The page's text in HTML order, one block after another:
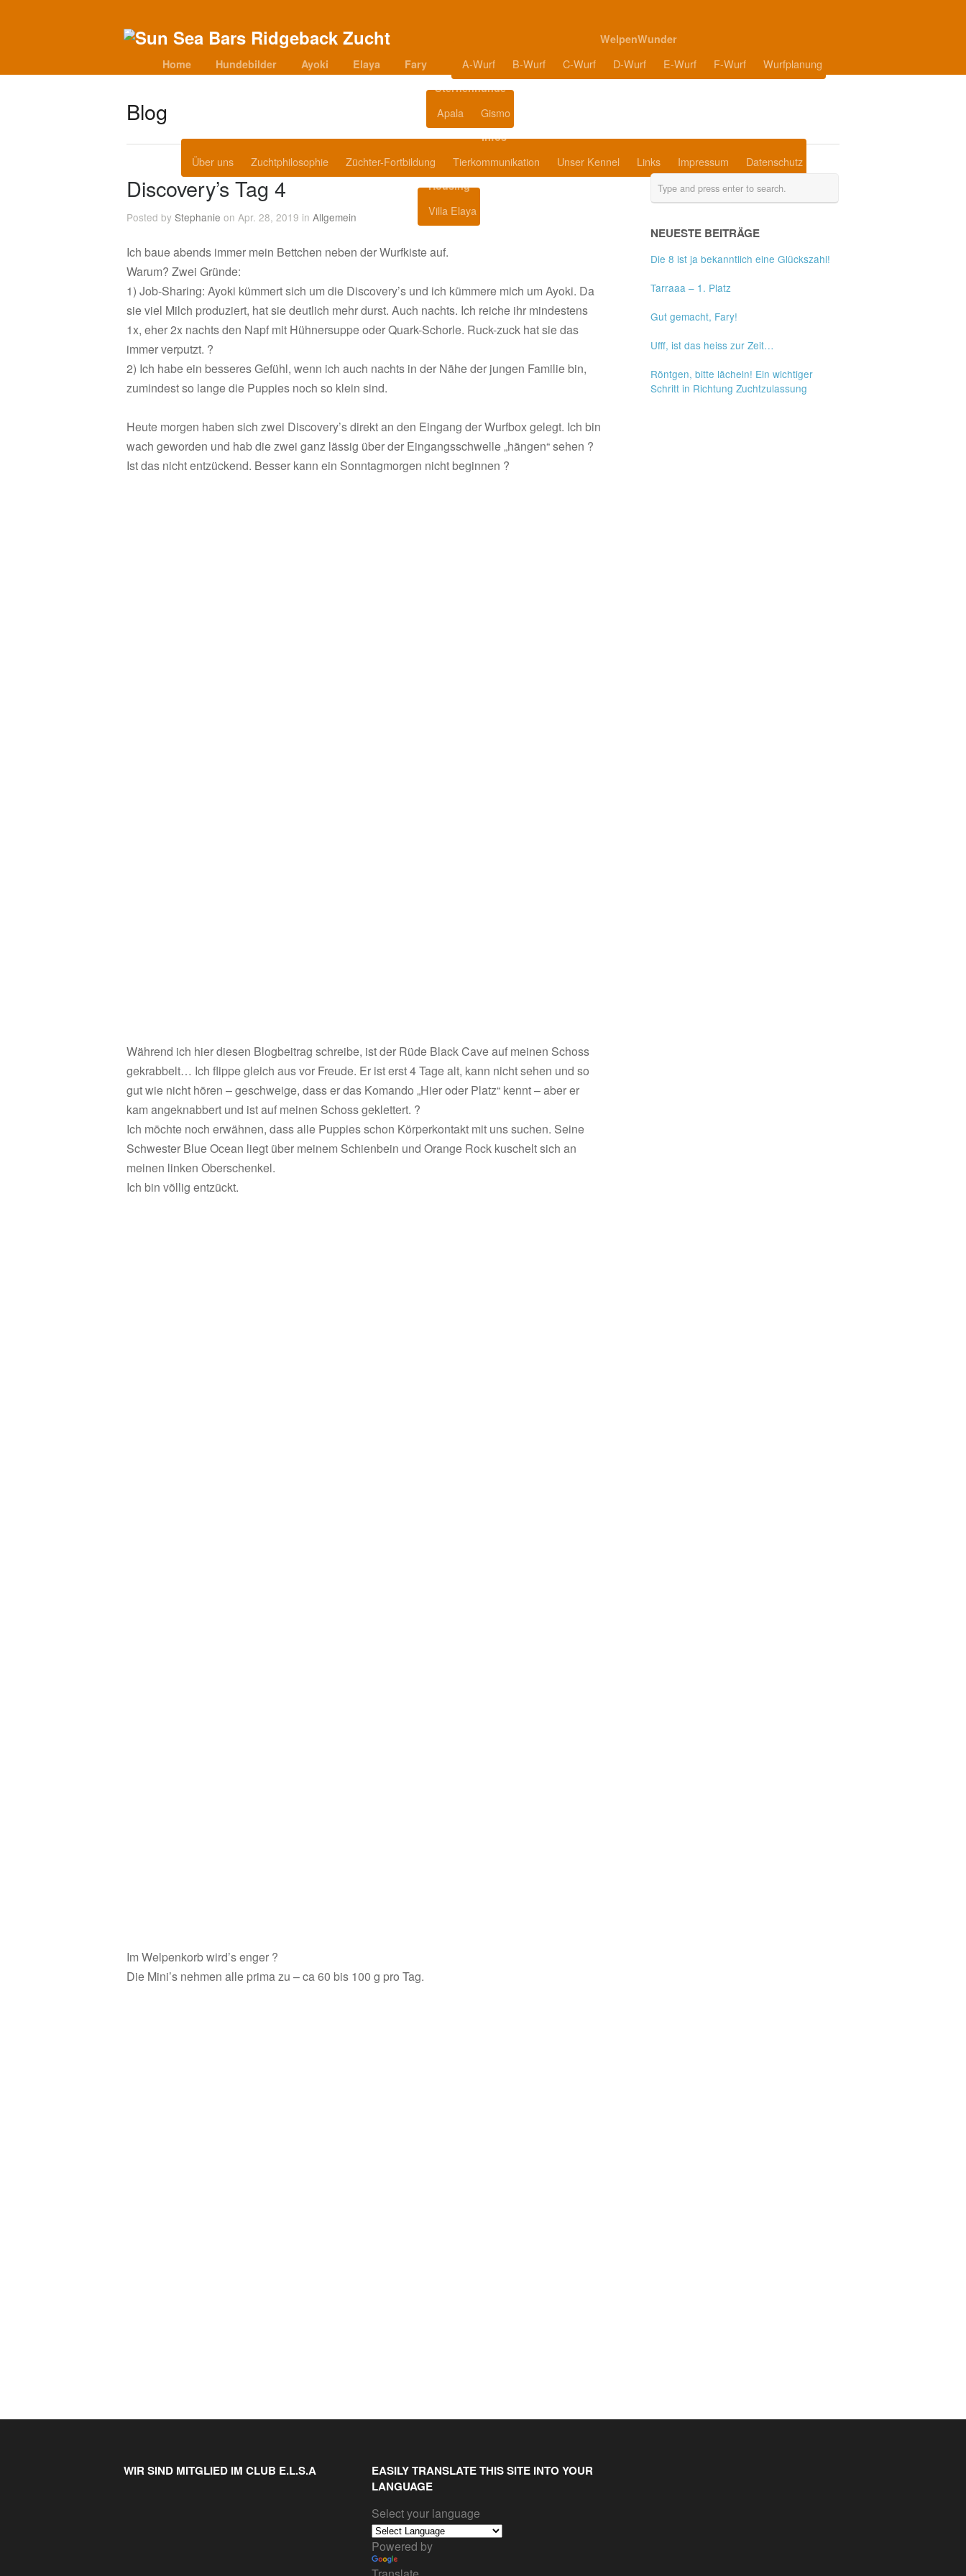
Home Hundebilder Ayoki Elaya Fary
WelpenWunder
A-Wurf B-Wurf C-Wurf D-Wurf E-Wurf F-Wurf Wurfplanung
Sternenhunde
Apala Gismo
Infos
Über uns Zuchtphilosophie Züchter-Fortbildung Tierkommunikation Unser Kennel Links Impressum Datenschutz
Housing
Villa Elaya
Blog
Discovery’s Tag 4
Posted by Stephanie on Apr. 28, 2019 in Allgemein
Ich baue abends immer mein Bettchen neben der Wurfkiste auf.
Warum? Zwei Gründe:
1) Job-Sharing: Ayoki kümmert sich um die Discovery’s und ich kümmere mich um Ayoki. Da
sie viel Milch produziert, hat sie deutlich mehr durst. Auch nachts. Ich reiche ihr mindestens
1x, eher 2x nachts den Napf mit Hühnersuppe oder Quark-Schorle. Ruck-zuck hat sie das
immer verputzt. ?
2) Ich habe ein besseres Gefühl, wenn ich auch nachts in der Nähe der jungen Familie bin,
zumindest so lange die Puppies noch so klein sind.
Heute morgen haben sich zwei Discovery’s direkt an den Eingang der Wurfbox gelegt. Ich bin
wach geworden und hab die zwei ganz lässig über der Eingangsschwelle „hängen“ sehen ?
Ist das nicht entzückend. Besser kann ein Sonntagmorgen nicht beginnen ?
Während ich hier diesen Blogbeitrag schreibe, ist der Rüde Black Cave auf meinen Schoss
gekrabbelt… Ich flippe gleich aus vor Freude. Er ist erst 4 Tage alt, kann nicht sehen und so
gut wie nicht hören – geschweige, dass er das Komando „Hier oder Platz“ kennt – aber er
kam angeknabbert und ist auf meinen Schoss geklettert. ?
Ich möchte noch erwähnen, dass alle Puppies schon Körperkontakt mit uns suchen. Seine
Schwester Blue Ocean liegt über meinem Schienbein und Orange Rock kuschelt sich an
meinen linken Oberschenkel.
Ich bin völlig entzückt.
Im Welpenkorb wird’s enger ?
Die Mini’s nehmen alle prima zu – ca 60 bis 100 g pro Tag.
NEUESTE BEITRÄGE
Die 8 ist ja bekanntlich eine Glückszahl!
Tarraaa – 1. Platz
Gut gemacht, Fary!
Ufff, ist das heiss zur Zeit…
Röntgen, bitte lächeln! Ein wichtiger
Schritt in Richtung Zuchtzulassung
WIR SIND MITGLIED IM CLUB E.L.S.A
EASILY TRANSLATE THIS SITE INTO YOUR
LANGUAGE
Select your language
Powered by